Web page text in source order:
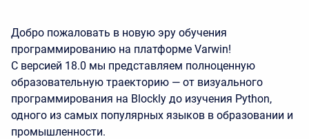
Добро пожаловать в новую эру обучения
программированию на платформе Varwin!
С версией 18.0 мы представляем полноценную
образовательную траекторию — от визуального
программирования на Blockly до изучения Python,
одного из самых популярных языков в образовании и
промышленности.